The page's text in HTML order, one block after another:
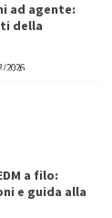
ad agente:
della
2026
chiave
a filo:
e guida alla